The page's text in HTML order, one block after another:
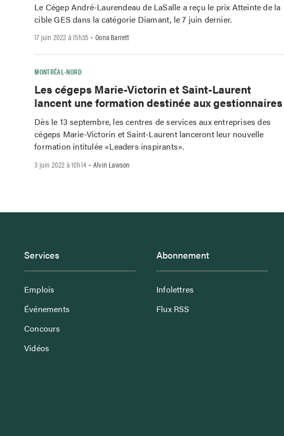
Le Cégep André-Laurendeau de LaSalle a reçu le prix Atteinte de la
cible GES dans la catégorie Diamant, le 7 juin dernier.
17 juin 2022 à 15h35 -Oona Barrett
MONTRÉAL-NORD
Les cégeps Marie-Victorin et Saint-Laurent
lancent une formation destinée aux gestionnaires
Dès le 13 septembre, les centres de services aux entreprises des
cégeps Marie-Victorin et Saint-Laurent lanceront leur nouvelle
formation intitulée «Leaders inspirants».
3 juin 2022 à 10h14 -Alvin Lawson
Services
Emplois
Événements
Concours
Vidéos
Abonnement
Infolettres
Flux RSS